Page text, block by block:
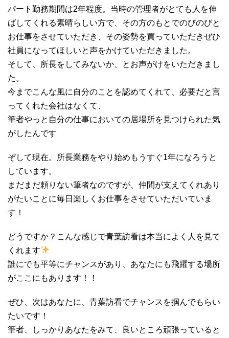
パート勤務期間は2年程度。当時の管理者がとても人を伸
ばしてくれる素晴らしい方で、その方のもとでのびのびと
お仕事をさせていただき、その姿勢を買っていただきぜひ
社員になってほしいと声をかけていただきました。
そして、所長をしてみないか、とお声がけをいただきまし
た。
今までこんな風に自分のことを認めてくれて、必要だと言
ってくれた会社はなくて、
筆者やっと自分の仕事においての居場所を見つけられた気
がしたんです
ぞして現在。所長業務をやり始めもうすぐ1年になろうと
しています。
まだまだ頼りない筆者なのですが、仲間が支えてくれあり
がたいことに毎日楽しくお仕事をさせていただいていま
す！
どうですか？こんな感じで青葉訪看は本当によく人を見て
くれます
誰にでも平等にチャンスがあり、あなたにも飛躍する場所
がここにもあります！！
ぜひ、次はあなたに、青葉訪看でチャンスを掴んでもらい
たいです！
筆者、しっかりあなたをみて、良いところ頑張っていると